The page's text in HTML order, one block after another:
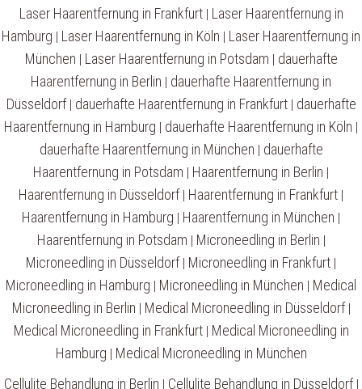
Laser Haarentfernung in Frankfurt| Laser Haarentfernung in
Hamburg | Laser Haarentfernung in Köln | Laser Haarentfernung in
München | Laser Haarentfernung in Potsdam | dauerhafte
Haarentfernung in Berlin | dauerhafte Haarentfernung in
Düsseldorf| dauerhafte Haarentfernung in Frankfurt| dauerhafte
Haarentfernung in Hamburg | dauerhafte Haarentfernung in Köln |
dauerhafte Haarentfernung in München | dauerhafte
Haarentfernung in Potsdam | Haarentfernung in Berlin |
Haarentfernung in Düsseldorf | Haarentfernung in Frankfurt |
Haarentfernung in Hamburg | Haarentfernung in München |
Haarentfernung in Potsdam | Microneedling in Berlin |
Microneedling in Düsseldorf | Microneedling in Frankfurt |
Microneedling in Hamburg | Microneedling in München | Medical
Microneedling in Berlin | Medical Microneedling in Düsseldorf|
Medical Microneedling in Frankfurt| Medical Microneedling in
Hamburg | Medical Microneedling in München
Cellulite Behandlung in Berlin | Cellulite Behandlung in Düsseldorf|